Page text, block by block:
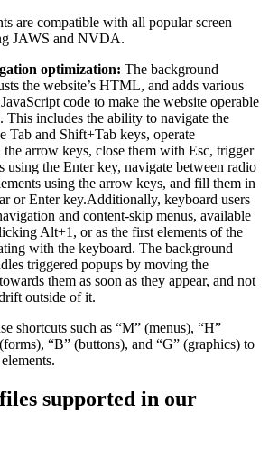
are compatible with all popular screen
JAWS and NVDA.
optimization: The background
the website’s HTML, and adds various
code to make the website operable
This includes the ability to navigate the
Tab and Shift+Tab keys, operate
arrow keys, close them with Esc, trigger
using the Enter key, navigate between radio
using the arrow keys, and fill them in
or Enter key.Additionally, keyboard users
and content-skip menus, available
Alt+1, or as the first elements of the
with the keyboard. The background
triggered popups by moving the
them as soon as they appear, and not
outside of it.
shortcuts such as “M” (menus), “H”
“B” (buttons), and “G” (graphics) to
supported in our